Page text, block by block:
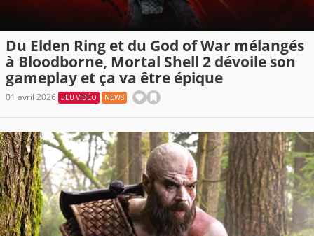
Du Elden Ring et du God of War mélangés
à Bloodborne, Mortal Shell 2 dévoile son
gameplay et ça va être épique
01 avril 2026 JEU VIDÉO NEWS